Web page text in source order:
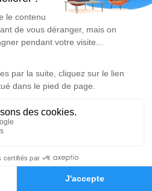
Hommages
la mémoire de Claudette
2024 à 10h00
Les Églisottes-et-
Je rends hommage